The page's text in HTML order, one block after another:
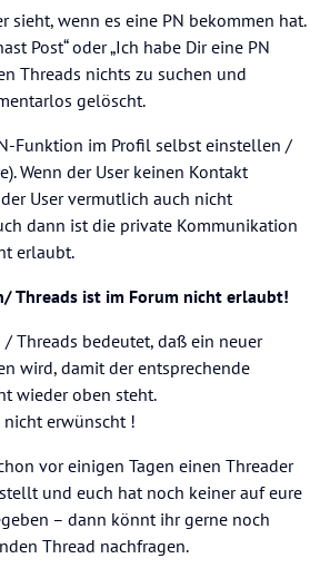
sieht, wenn es eine PN bekommen hat.
Post“ oder „Ich habe Dir eine PN
Threads nichts zu suchen und
gelöscht.
Funktion im Profil selbst einstellen /
Wenn der User keinen Kontakt
User vermutlich auch nicht
dann ist die private Kommunikation
erlaubt.
Threads ist im Forum nicht erlaubt!
/ Threads bedeutet, daß ein neuer
wird, damit der entsprechende
wieder oben steht.
nicht erwünscht !
vor einigen Tagen einen Threader
und euch hat noch keiner auf eure
– dann könnt ihr gerne noch
Thread nachfragen.